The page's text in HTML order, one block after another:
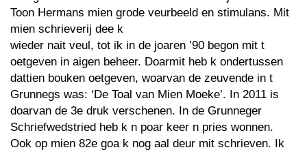
Toon Hermans mien grode veurbeeld en stimulans. Mit
mien schrieverij dee k
wieder nait veul, tot ik in de joaren ’90 begon mit t
oetgeven in aigen beheer. Doarmit heb k ondertussen
dattien bouken oetgeven, woarvan de zeuvende in t
Grunnegs was: ‘De Toal van Mien Moeke’. In 2011 is
doarvan de 3e druk verschenen. In de Grunneger
Schriefwedstried heb k n poar keer n pries wonnen.
Ook op mien 82e goa k nog aal deur mit schrieven. Ik